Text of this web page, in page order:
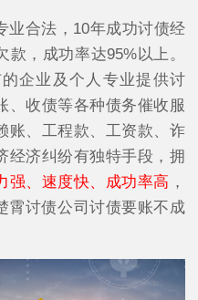
业合法，10年成功讨债经
，成功率达95%以上。
企业及个人专业提供讨
、收债等各种债务催收服
账、工程款、工资款、诈
经济纠纷有独特手段，拥
强、速度快、成功率高 ，
霄讨债公司讨债要账不成